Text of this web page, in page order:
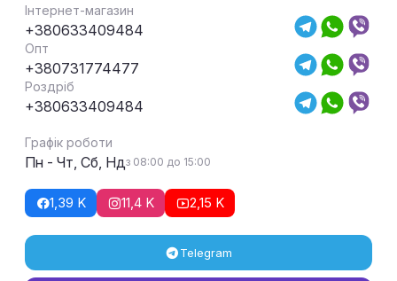
Інтернет-магазин
+380633409484
Опт
+380731774477
Роздріб
+380633409484
Графік роботи
Пн - Чт, Сб, Ндз 08:00 до 15:00
1,39 K 11,4 K 2,15 K
Telegram